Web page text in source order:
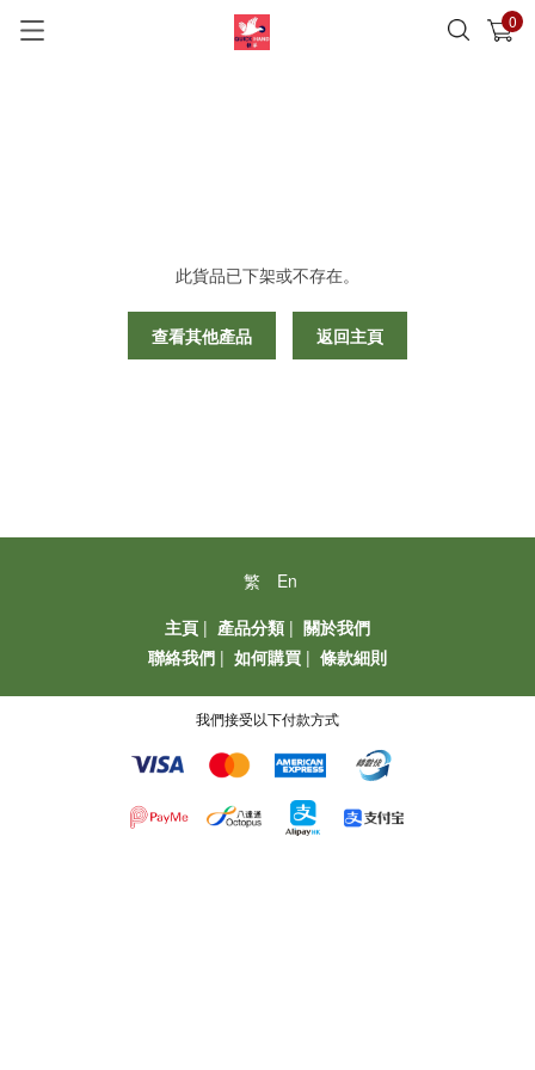
0
已加入購物車 查看
此貨品已下架或不存在。
查看其他產品 返回主頁
繁
En
主頁 | 產品分類 | 關於我們
聯絡我們 | 如何購買 | 條款細則
我們接受以下付款方式